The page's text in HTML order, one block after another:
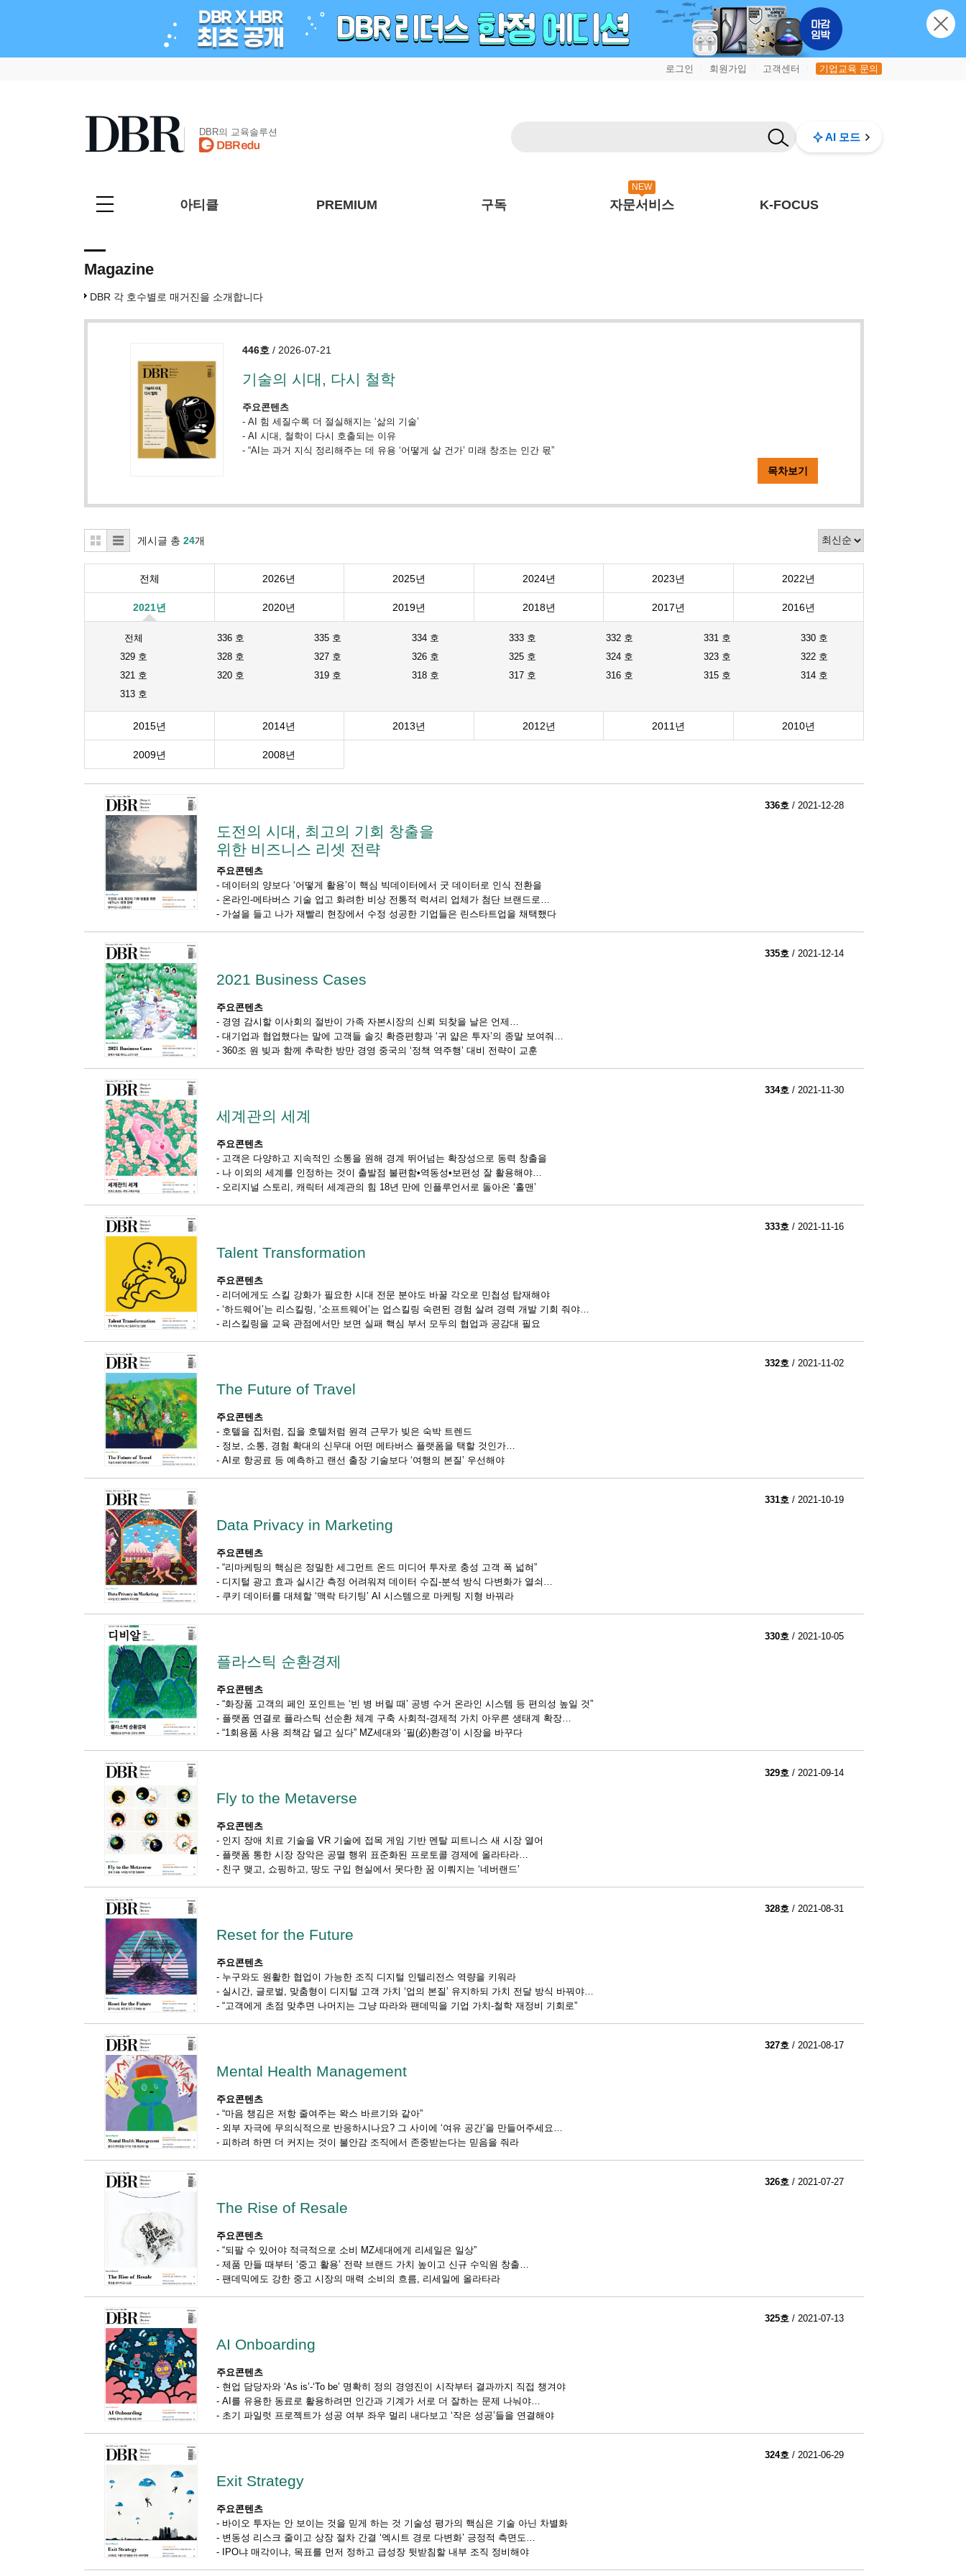
로그인 회원가입 고객센터 기업교육 문의
DBR의 교육솔루션 AI 모드
아티클 PREMIUM 구독
NEW
자문서비스 K-FOCUS
Magazine
DBR 각 호수별로 매거진을 소개합니다
446호 / 2026-07-21
기술의 시대, 다시 철학
주요콘텐츠
- AI 힘 세질수록 더 절실해지는 ‘삶의 기술’
- AI 시대, 철학이 다시 호출되는 이유
- “AI는 과거 지식 정리해주는 데 유용 ‘어떻게 살 건가’ 미래 창조는 인간 몫”
목차보기
게시글 총 24개
전체 2026년 2025년 2024년 2023년 2022년
2021년
전체 336 호 335 호 334 호 333 호 332 호 331 호
330 호
329 호
328 호 327 호 326 호 325 호 324 호 323 호
322 호
321 호
320 호 319 호 318 호 317 호 316 호 315 호
314 호
313 호
2020년 2019년 2018년 2017년 2016년
2015년 2014년 2013년 2012년 2011년 2010년
2009년 2008년
336호 / 2021-12-28
도전의 시대, 최고의 기회 창출을
위한 비즈니스 리셋 전략
주요콘텐츠
- 데이터의 양보다 ‘어떻게 활용’이 핵심 빅데이터에서 굿 데이터로 인식 전환을
- 온라인-메타버스 기술 업고 화려한 비상 전통적 럭셔리 업체가 첨단 브랜드로
- 가설을 들고 나가 재빨리 현장에서 수정 성공한 기업들은 린스타트업을 채택했다
335호 / 2021-12-14
2021 Business Cases
주요콘텐츠
- 경영 감시할 이사회의 절반이 가족 자본시장의 신뢰 되찾을 날은 언제…
- 대기업과 협업했다는 말에 고객들 솔깃 확증편향과 ‘귀 얇은 투자’의 종말 보여줘
- 360조 원 빚과 함께 추락한 방만 경영 중국의 ‘정책 역주행’ 대비 전략이 교훈
334호 / 2021-11-30
세계관의 세계
주요콘텐츠
- 고객은 다양하고 지속적인 소통을 원해 경계 뛰어넘는 확장성으로 동력 창출을
- 나 이외의 세계를 인정하는 것이 출발점 불편함•역동성•보편성 잘 활용해야
- 오리지널 스토리, 캐릭터 세계관의 힘 18년 만에 인플루언서로 돌아온 ‘홀맨’
333호 / 2021-11-16
Talent Transformation
주요콘텐츠
- 리더에게도 스킬 강화가 필요한 시대 전문 분야도 바꿀 각오로 민첩성 탑재해야
- ‘하드웨어’는 리스킬링, ‘소프트웨어’는 업스킬링 숙련된 경험 살려 경력 개발 기회 줘야
- 리스킬링을 교육 관점에서만 보면 실패 핵심 부서 모두의 협업과 공감대 필요
332호 / 2021-11-02
The Future of Travel
주요콘텐츠
- 호텔을 집처럼, 집을 호텔처럼 원격 근무가 빚은 숙박 트렌드
- 정보, 소통, 경험 확대의 신무대 어떤 메타버스 플랫폼을 택할 것인가
- AI로 항공료 등 예측하고 랜선 출장 기술보다 ‘여행의 본질’ 우선해야
331호 / 2021-10-19
Data Privacy in Marketing
주요콘텐츠
- “리마케팅의 핵심은 정밀한 세그먼트 온드 미디어 투자로 충성 고객 폭 넓혀”
- 디지털 광고 효과 실시간 측정 어려워져 데이터 수집-분석 방식 다변화가 열쇠
- 쿠키 데이터를 대체할 ‘맥락 타기팅’ AI 시스템으로 마케팅 지형 바꿔라
330호 / 2021-10-05
플라스틱 순환경제
주요콘텐츠
- “화장품 고객의 페인 포인트는 ‘빈 병 버릴 때’ 공병 수거 온라인 시스템 등 편의성 높일 것”
- 플랫폼 연결로 플라스틱 선순환 체계 구축 사회적-경제적 가치 아우른 생태계 확장
- “1회용품 사용 죄책감 덜고 싶다” MZ세대와 ‘필(必)환경’이 시장을 바꾸다
329호 / 2021-09-14
Fly to the Metaverse
주요콘텐츠
- 인지 장애 치료 기술을 VR 기술에 접목 게임 기반 멘탈 피트니스 새 시장 열어
- 플랫폼 통한 시장 장악은 공멸 행위 표준화된 프로토콜 경제에 올라타라
- 친구 맺고, 쇼핑하고, 땅도 구입 현실에서 못다한 꿈 이뤄지는 ‘네버랜드’
328호 / 2021-08-31
Reset for the Future
주요콘텐츠
- 누구와도 원활한 협업이 가능한 조직 디지털 인텔리전스 역량을 키워라
- 실시간, 글로벌, 맞춤형이 디지털 고객 가치 ‘업의 본질’ 유지하되 가치 전달 방식 바꿔야
- “고객에게 초점 맞추면 나머지는 그냥 따라와 팬데믹을 기업 가치-철학 재정비 기회로”
327호 / 2021-08-17
Mental Health Management
주요콘텐츠
- “마음 챙김은 저항 줄여주는 왁스 바르기와 같아”
- 외부 자극에 무의식적으로 반응하시나요? 그 사이에 ‘여유 공간’을 만들어주세요
- 피하려 하면 더 커지는 것이 불안감 조직에서 존중받는다는 믿음을 줘라
326호 / 2021-07-27
The Rise of Resale
주요콘텐츠
- “되팔 수 있어야 적극적으로 소비 MZ세대에게 리세일은 일상”
- 제품 만들 때부터 ‘중고 활용’ 전략 브랜드 가치 높이고 신규 수익원 창출
- 팬데믹에도 강한 중고 시장의 매력 소비의 흐름, 리세일에 올라타라
325호 / 2021-07-13
AI Onboarding
주요콘텐츠
- 현업 담당자와 ‘As is’-‘To be’ 명확히 정의 경영진이 시작부터 결과까지 직접 챙겨야
- AI를 유용한 동료로 활용하려면 인간과 기계가 서로 더 잘하는 문제 나눠야
- 초기 파일럿 프로젝트가 성공 여부 좌우 멀리 내다보고 ‘작은 성공’들을 연결해야
324호 / 2021-06-29
Exit Strategy
주요콘텐츠
- 바이오 투자는 안 보이는 것을 믿게 하는 것 기술성 평가의 핵심은 기술 아닌 차별화
- 변동성 리스크 줄이고 상장 절차 간결 ‘엑시트 경로 다변화’ 긍정적 측면도
-
IPO냐 매각이냐, 목표를 먼저 정하고 급성장 뒷받침할 내부 조직 정비해야